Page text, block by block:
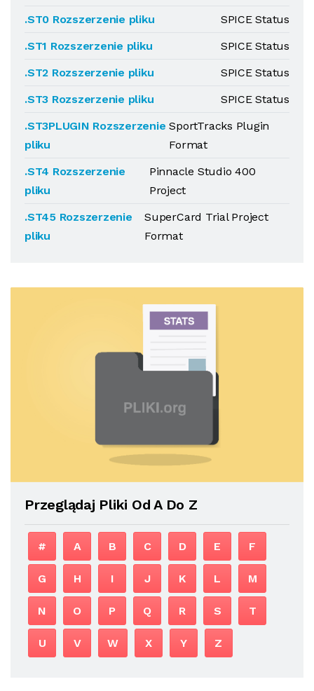
.ST0 Rozszerzenie pliku
SPICE Status
.ST1 Rozszerzenie pliku
SPICE Status
.ST2 Rozszerzenie pliku
SPICE Status
.ST3 Rozszerzenie pliku
SPICE Status
.ST3PLUGIN Rozszerzenie
pliku
SportTracks Plugin
Format
.ST4 Rozszerzenie
pliku
Pinnacle Studio 400
Project
.ST45 Rozszerzenie
pliku
SuperCard Trial Project
Format
Przeglądaj Pliki Od A Do Z
# A B C D E F
G H I J K L M
N O P Q R S T
U V W X Y Z